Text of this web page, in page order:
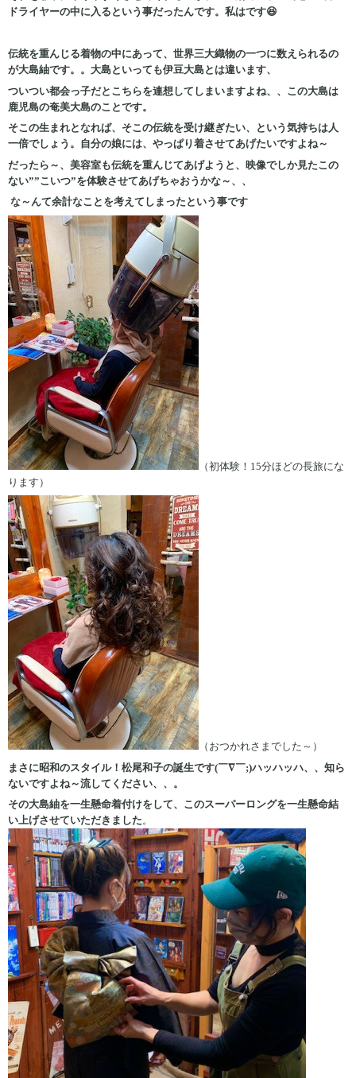
ドライヤーの中に入るという事だったんです。私はです😆
伝統を重んじる着物の中にあって、世界三大織物の一つに数えられるの
が大島紬です。。大島といっても伊豆大島とは違います、
ついつい都会っ子だとこちらを連想してしまいますよね、、この大島は
鹿児島の奄美大島のことです。
そこの生まれとなれば、そこの伝統を受け継ぎたい、という気持ちは人
一倍でしょう。自分の娘には、やっぱり着させてあげたいですよね～
だったら～、美容室も伝統を重んじてあげようと、映像でしか見たこの
ない””こいつ”を体験させてあげちゃおうかな～、、
な～んて余計なことを考えてしまったという事です
（初体験！15分ほどの長旅にな
ります）
（おつかれさまでした～）
まさに昭和のスタイル！松尾和子の誕生です(￣∇￣;)ハッハッハ、、知ら
ないですよね～流してください、、。
その大島紬を一生懸命着付けをして、このスーパーロングを一生懸命結
い上げさせていただきました。